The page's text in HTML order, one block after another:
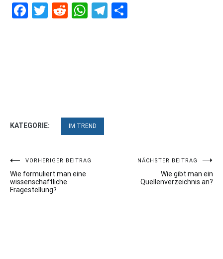
Facebook
Twitter
RedditWhatsApp
Telegram
KATEGORIE: IM TREND
Beitragsnavigation
VORHERIGER BEITRAG
Wie formuliert man eine
wissenschaftliche
Fragestellung?
NÄCHSTER BEITRAG
Wie gibt man ein
Quellenverzeichnis an?